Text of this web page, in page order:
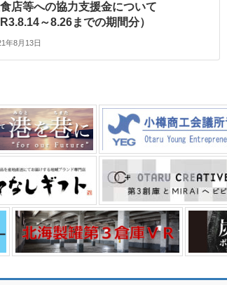
店等への協力支援金について
R3.8.14～8.26までの期間分）
年8月13日